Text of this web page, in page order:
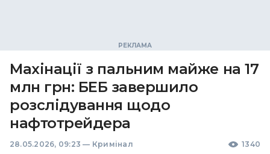
Махінації з пальним майже на 17
млн грн: БЕБ завершило
розслідування щодо
нафтотрейдера
28.05.2026, 09:23 — Кримінал 1340